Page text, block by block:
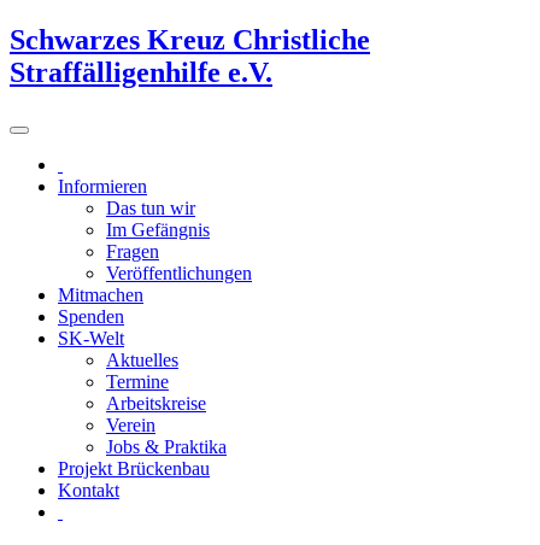
Schwarzes Kreuz Christliche
Straffälligenhilfe e.V.
Informieren
Das tun wir
Im Gefängnis
Fragen
Veröffentlichungen
Mitmachen
Spenden
SK-Welt
Aktuelles
Termine
Arbeitskreise
Verein
Jobs & Praktika
Projekt Brückenbau
Kontakt